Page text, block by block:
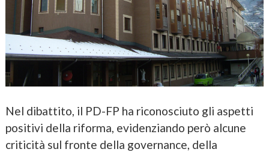
Nel dibattito, il PD-FP ha riconosciuto gli aspetti
positivi della riforma, evidenziando però alcune
criticità sul fronte della governance, della